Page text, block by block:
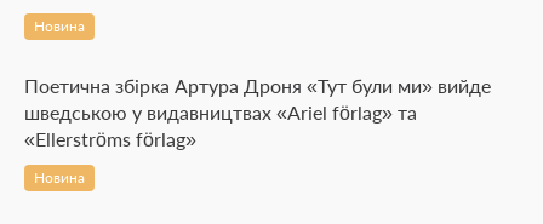
Новина
Поетична збірка Артура Дроня «Тут були ми» вийде
шведською у видавництвах «Ariel förlag» та
«Ellerströms förlag»
Новина